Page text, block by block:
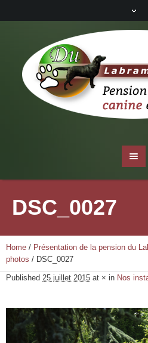
DSC_0027
Home / Présentation de la pension du
photos / DSC_0027
Published 25 juillet 2015 at × in Nos